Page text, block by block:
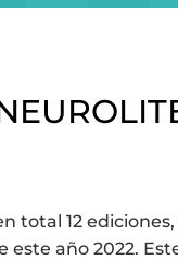
total 12
año 2022.